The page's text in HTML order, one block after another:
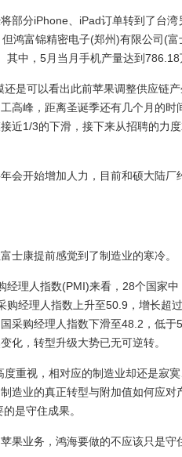
分iPhone、iPad订单转到了台湾
鸿富锦精密电子(郑州)有限公司(
其中，5月当月手机产量达到786.18
是可以看出此前苹果调整供应链产
高峰，距离圣诞季还有几个月的
近1/3的下滑，接下来从招聘的力
开始增加人力，目前和硕大陆厂
康提前感觉到了制造业的寒冷。
理人指数(PMI)来看，28个国家中
购经理人指数上升至50.9，增长超
采购经理人指数下滑至48.2，低
化，转型升级大势已无可逆转。
重视，相对应的制造业却还是寂寞
造业的真正转型与附加值如何应
是守住成果。
业务，鸿海要做的不应该只是守